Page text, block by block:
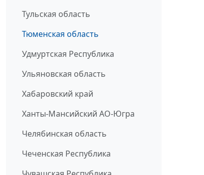
Тульская область
Тюменская область
Удмуртская Республика
Ульяновская область
Хабаровский край
Ханты-Мансийский АО-Югра
Челябинская область
Чеченская Республика